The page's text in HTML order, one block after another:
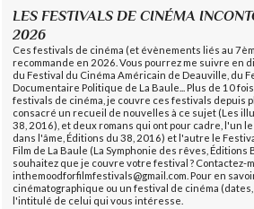
LES FESTIVALS DE CINÉMA
2026
Ces festivals de cinéma (et évènements liés au
recommande en 2026. Vous pourrez me suivre en
du Festival du Cinéma Américain de Deauville, du
Documentaire Politique de La Baule... Plus de 10
festivals de cinéma, je couvre ces festivals depuis
consacré un recueil de nouvelles à ce sujet (Les
38, 2016), et deux romans qui ont pour cadre, l'un
dans l'âme, Éditions du 38, 2016) et l'autre le
Film de La Baule (La Symphonie des rêves, Éditions
souhaitez que je couvre votre festival ? Contactez-
inthemoodforfilmfestivals@gmail.com. Pour en
cinématographique ou un festival de cinéma
l'intitulé de celui qui vous intéresse.